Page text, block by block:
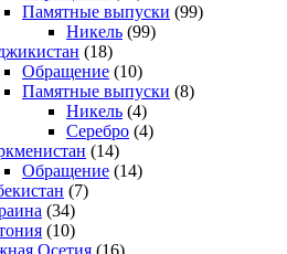
Памятные выпуски (99)
Никель (99)
(18)
Обращение (10)
Памятные выпуски (8)
Никель (4)
Серебро (4)
(14)
Обращение (14)
(7)
(34)
(10)
Осетия (16)